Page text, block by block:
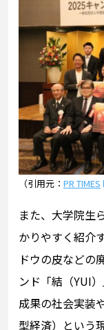
（引用元： PR TIMES
また、大学院生
かりやすく紹介
ドウの皮などの
ンド「結（YUI
成果の社会実装
型経済）という